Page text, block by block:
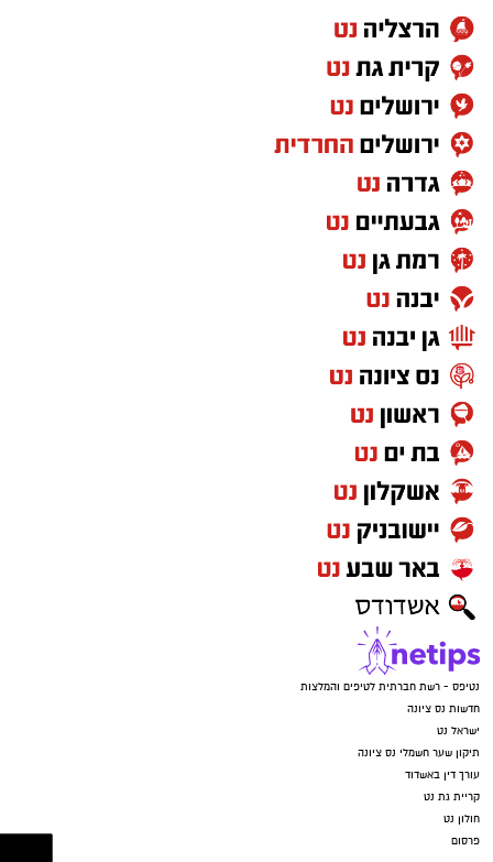
נטיפס - רשת חברתית לטיפים והמלצות
חדשות נס ציונה
ישראל נט
תיקון שער חשמלי נס ציונה
עורך דין באשדוד
קריית גת נט
חולון נט
פרסום